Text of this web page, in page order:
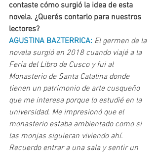
contaste cómo surgió la idea de esta
novela. ¿Querés contarlo para nuestros
lectores?
AGUSTINA BAZTERRICA: El germen de la
novela surgió en 2018 cuando viajé a la
Feria del Libro de Cusco y fui al
Monasterio de Santa Catalina donde
tienen un patrimonio de arte cusqueño
que me interesa porque lo estudié en la
universidad. Me impresionó que el
monasterio estaba ambientado como si
las monjas siguieran viviendo ahí.
Recuerdo entrar a una sala y sentir un